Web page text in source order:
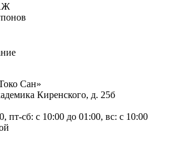
Сан»
Киренского, д. 25б
пт-сб: c 10:00 до 01:00, вс: с 10:00